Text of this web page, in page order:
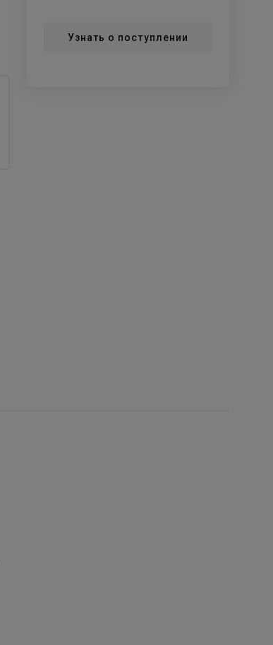
Узнать о поступлении